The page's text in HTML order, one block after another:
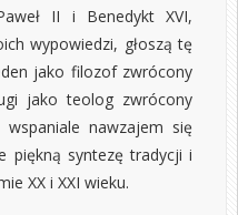
II i Benedykt XVI,
wypowiedzi, głoszą tę
jako filozof zwrócony
jako teolog zwrócony
nawzajem się
piękną syntezę tradycji i
XX i XXI wieku.